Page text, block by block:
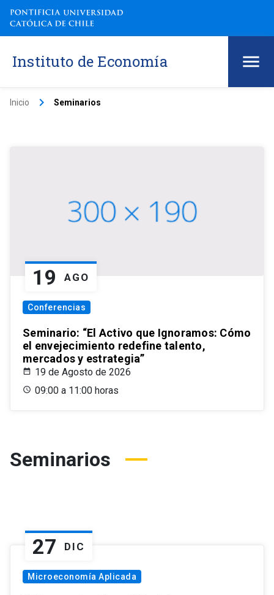
Instituto de Economía
Inicio keyboard_arrow_right Seminarios
19 AGO
Conferencias
Seminario: “El Activo que Ignoramos: Cómo
el envejecimiento redefine talento,
mercados y estrategia”
19 de Agosto de 2026
09:00 a 11:00 horas
Seminarios
27 DIC
Microeconomía Aplicada